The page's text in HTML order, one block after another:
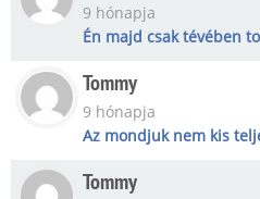
9 hónapja
Én majd csak tévében
Tommy
9 hónapja
Az mondjuk nem kis
Tommy